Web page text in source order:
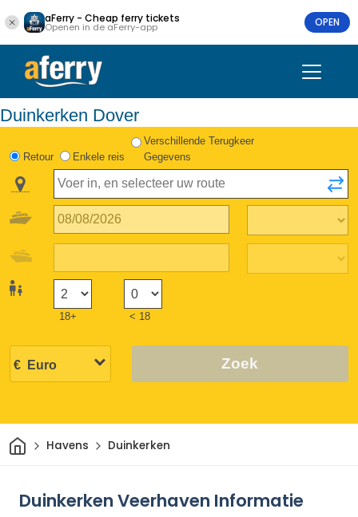
aFerry - Cheap ferry tickets
Openen in de aFerry-app OPEN
Duinkerken Dover
Retour Enkele reis
Verschillende Terugkeer
Gegevens
18+ < 18
Zoek
ThuisHavens Duinkerken
Duinkerken Veerhaven Informatie